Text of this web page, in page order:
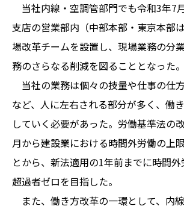
当社内線・空調管部門でも令和3年7
支店の営業部内（中部本部・東京本部
場改革チームを設置し、現場業務の分
務のさらなる削減を図ることとなった。
当社の業務は個々の技量や仕事の仕
など、人に左右される部分が多く、働
していく必要があった。労働基準法の
月から建設業における時間外労働の上
とから、新法適用の1年前までに時間
超過者ゼロを目指した。
また、働き方改革の一環として、内